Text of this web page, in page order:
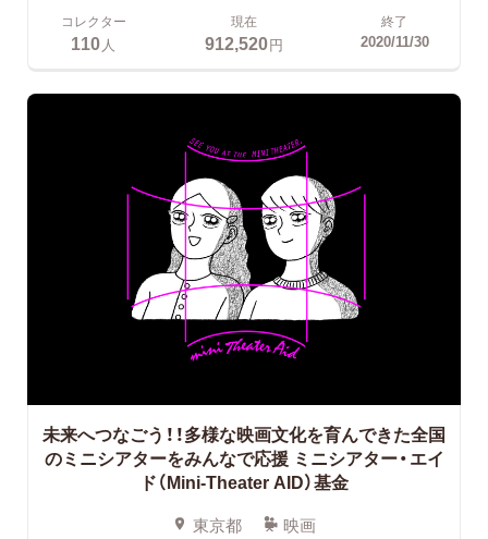
コレクター
110 人
現在
912,520円
終了
2020/11/30
未来へつなごう！！多様な映画文化を育んできた全国
のミニシアターをみんなで応援ミニシアター・エイ
ド（Mini-Theater AID）基金
東京都 映画